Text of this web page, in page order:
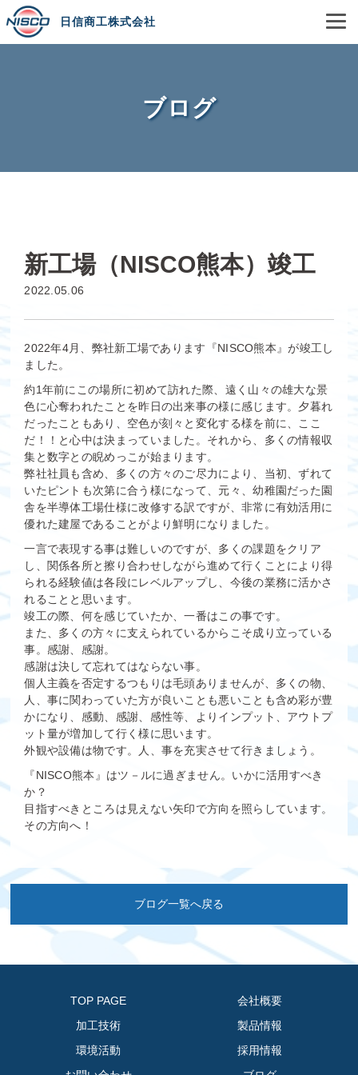
日信商工株式会社
ブログ
新工場（NISCO熊本）竣工
2022.05.06
2022年4月、弊社新工場であります『NISCO熊本』が竣工し
ました。
約1年前にこの場所に初めて訪れた際、遠く山々の雄大な景
色に心奪われたことを昨日の出来事の様に感じます。夕暮れ
だったこともあり、空色が刻々と変化する様を前に、ここ
だ！！と心中は決まっていました。それから、多くの情報収
集と数字との睨めっこが始まります。
弊社社員も含め、多くの方々のご尽力により、当初、ずれて
いたピントも次第に合う様になって、元々、幼稚園だった園
舎を半導体工場仕様に改修する訳ですが、非常に有効活用に
優れた建屋であることがより鮮明になりました。
一言で表現する事は難しいのですが、多くの課題をクリア
し、関係各所と擦り合わせしながら進めて行くことにより得
られる経験値は各段にレベルアップし、今後の業務に活かさ
れることと思います。
竣工の際、何を感じていたか、一番はこの事です。
また、多くの方々に支えられているからこそ成り立っている
事。感謝、感謝。
感謝は決して忘れてはならない事。
個人主義を否定するつもりは毛頭ありませんが、多くの物、
人、事に関わっていた方が良いことも悪いことも含め彩が豊
かになり、感動、感謝、感性等、よりインプット、アウトプ
ット量が増加して行く様に思います。
外観や設備は物です。人、事を充実させて行きましょう。
『NISCO熊本』はツ－ルに過ぎません。いかに活用すべき
か？
目指すべきところは見えない矢印で方向を照らしています。
その方向へ！
ブログ一覧へ戻る
TOP PAGE
会社概要
加工技術
製品情報
環境活動
採用情報